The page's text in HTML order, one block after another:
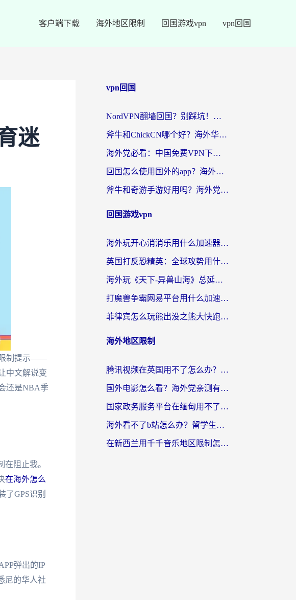
客户端下载 海外地区限制 回国游戏vpn vpn回国
迷
限制提示——
中文解说变
还是NBA季
阻止我。
在海外怎么
了GPS识别
弹出的IP
尼的华人社
vpn回国
NordVPN翻墙回国？别踩坑！海外党无缝访问国内资源的真实指南
斧牛和ChickCN哪个好？海外华人亲测3款回国加速器+免费试用攻略
海外党必看：中国免费VPN下载避坑指南 + 无缝访问国内资源的终极方案
回国怎么使用国外的app？海外党必看的无缝访问国内资源全攻略
斧牛和奇游手游好用吗？海外党亲测3款回国加速器，选对才能无缝刷国内资源
回国游戏vpn
海外玩开心消消乐用什么加速器最好？2026真实体验指南，告别延迟卡顿
英国打反恐精英：全球攻势用什么加速器？2026年实测有效的国服游戏加速指南
海外玩《天下-异兽山海》总延迟？这篇延迟加速器指南帮你告别卡顿（附日本玩Sky光·遇最高警戒解决方案）
打魔兽争霸网易平台用什么加速器？海外党亲测有效的国服游戏加速指南
菲律宾怎么玩熊出没之熊大快跑？海外党国服游戏加速终极攻略（附3款热门游戏实测）
海外地区限制
腾讯视频在英国用不了怎么办？留学生亲测有效的回国加速器指南
国外电影怎么看？海外党亲测有效的回国加速器选择指南
国家政务服务平台在缅甸用不了怎么办？海外华人必看的回国加速全攻略
海外看不了b站怎么办？留学生亲测有效的回国加速器选择攻略，解决豆瓣音乐、美团外卖难题
在新西兰用千千音乐地区限制怎么办？海外华人必备的回国加速解决方案